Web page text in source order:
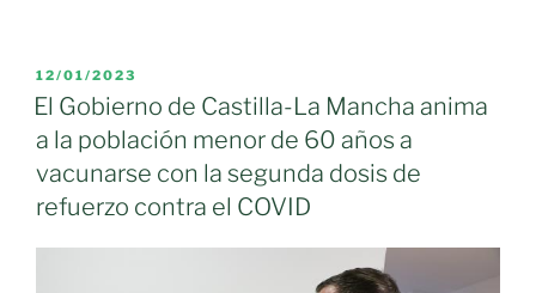
479
infección
de
Covid
PUBLICADO
EL
12/01/2023
El Gobierno de Castilla-La Mancha anima
a la población menor de 60 años a
vacunarse con la segunda dosis de
refuerzo contra el COVID